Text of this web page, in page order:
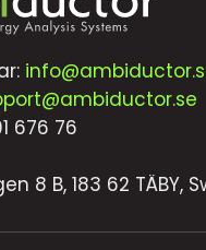
676 76
8 B, 183 62 TÄBY,